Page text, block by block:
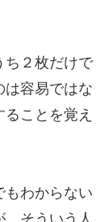
ち２枚だけで
は容易ではな
ことを覚え
もわからない